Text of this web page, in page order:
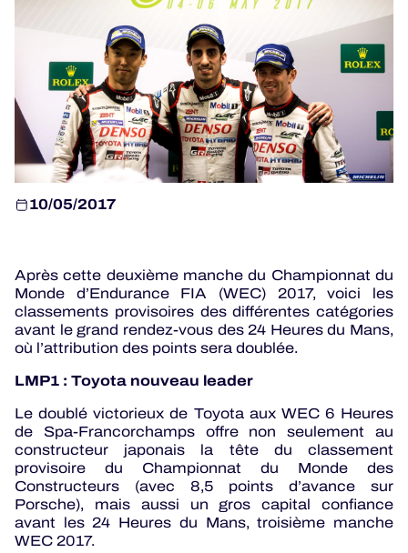
24H LEMANS
ALMS
10/05/2017
Après cette deuxième manche du Championnat du
Monde d’Endurance FIA (WEC) 2017, voici les
classements provisoires des différentes catégories
avant le grand rendez-vous des 24 Heures du Mans,
où l’attribution des points sera doublée.
LMP1 : Toyota nouveau leader
Le doublé victorieux de Toyota aux WEC 6 Heures
de Spa-Francorchamps offre non seulement au
constructeur japonais la tête du classement
provisoire du Championnat du Monde des
Constructeurs (avec 8,5 points d’avance sur
Porsche), mais aussi un gros capital confiance
avant les 24 Heures du Mans, troisième manche
WEC 2017.